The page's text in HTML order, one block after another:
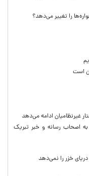
را تغییر می‌دهد؟
است
غیرنظامیان ادامه می‌دهد
به اصحاب رسانه و خبر تبریک
خزر را نمی‌دهد